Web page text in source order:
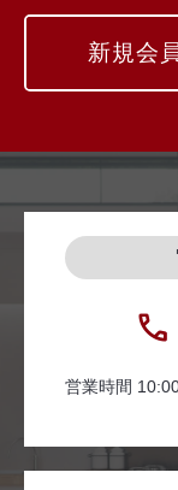
新規会
営業時間